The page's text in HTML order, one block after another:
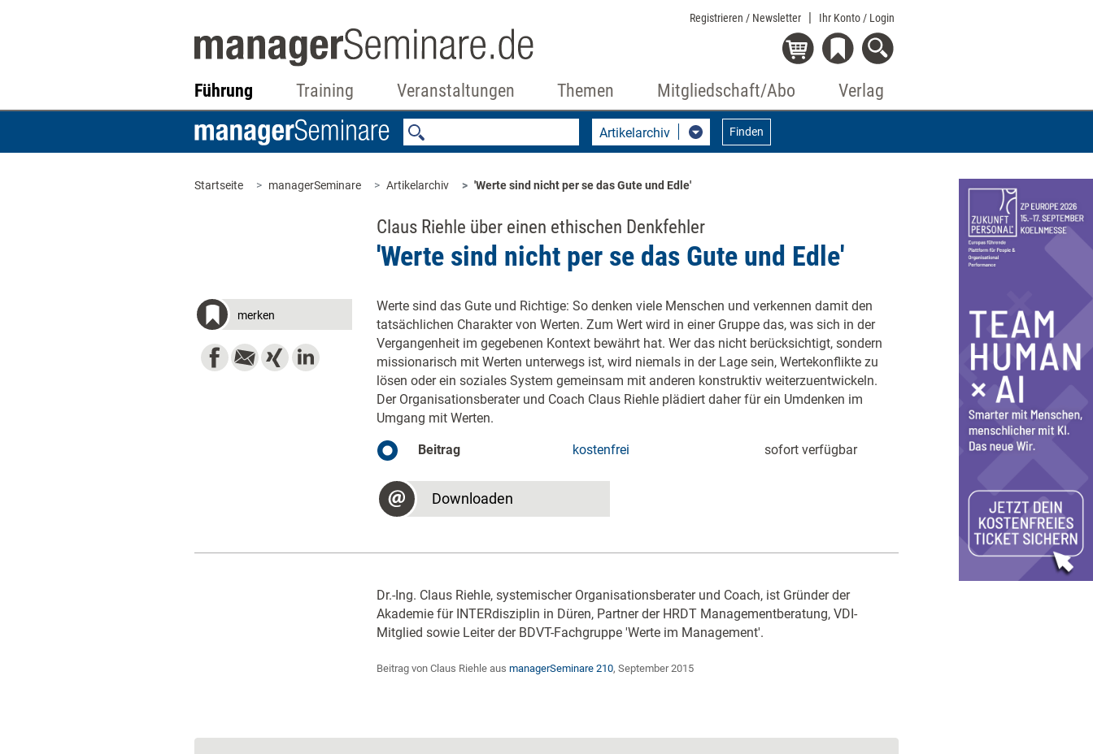
Registrieren / Newsletter Ihr Konto / Login
Führung Training Veranstaltungen Themen Mitgliedschaft/Abo Verlag
Artikelarchiv Finden
Startseite managerSeminare Artikelarchiv 'Werte sind nicht per se das Gute und Edle'
Claus Riehle über einen ethischen Denkfehler
'Werte sind nicht per se das Gute und Edle'
merken
Werte sind das Gute und Richtige: So denken viele Menschen und verkennen damit den
tatsächlichen Charakter von Werten. Zum Wert wird in einer Gruppe das, was sich in der
Vergangenheit im gegebenen Kontext bewährt hat. Wer das nicht berücksichtigt, sondern
missionarisch mit Werten unterwegs ist, wird niemals in der Lage sein, Wertekonflikte zu
lösen oder ein soziales System gemeinsam mit anderen konstruktiv weiterzuentwickeln.
Der Organisationsberater und Coach Claus Riehle plädiert daher für ein Umdenken im
Umgang mit Werten.
Beitrag kostenfrei sofort verfügbar
Downloaden
Dr.-Ing. Claus Riehle, systemischer Organisationsberater und Coach, ist Gründer der
Akademie für INTERdisziplin in Düren, Partner der HRDT Managementberatung, VDI-
Mitglied sowie Leiter der BDVT-Fachgruppe 'Werte im Management'.
Beitrag von Claus Riehle aus managerSeminare 210, September 2015